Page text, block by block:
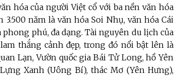
hóa của người Việt cổ với ba nền văn hóa
năm là văn hóa Soi Nhụ, văn hóa Cái
phú, đa dạng. Tài nguyên du lịch của
thắng cảnh đẹp, trong đó nổi bật lên là
Lạn, Vườn quốc gia Bái Tử Long, hồ Yên
Xanh (Uông Bí), thác Mơ (Yên Hưng),